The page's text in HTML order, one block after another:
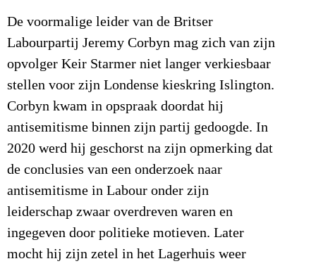
De voormalige leider van de Britser
Labourpartij Jeremy Corbyn mag zich van zijn
opvolger Keir Starmer niet langer verkiesbaar
stellen voor zijn Londense kieskring Islington.
Corbyn kwam in opspraak doordat hij
antisemitisme binnen zijn partij gedoogde. In
2020 werd hij geschorst na zijn opmerking dat
de conclusies van een onderzoek naar
antisemitisme in Labour onder zijn
leiderschap zwaar overdreven waren en
ingegeven door politieke motieven. Later
mocht hij zijn zetel in het Lagerhuis weer